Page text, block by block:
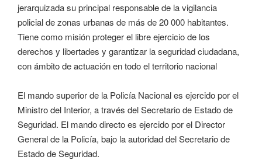
jerarquizada su principal responsable de la vigilancia
policial de zonas urbanas de más de 20 000 habitantes.
Tiene como misión proteger el libre ejercicio de los
derechos y libertades y garantizar la seguridad ciudadana,
con ámbito de actuación en todo el territorio nacional
El mando superior de la Policía Nacional es ejercido por el
Ministro del Interior, a través del Secretario de Estado de
Seguridad. El mando directo es ejercido por el Director
General de la Policía, bajo la autoridad del Secretario de
Estado de Seguridad.